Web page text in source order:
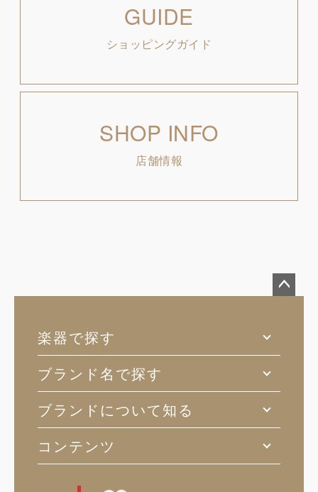
GUIDE
ショッピングガイド
SHOP INFO
店舗情報
へ
楽器で探す
ブランド名で探す
ブランドについて知る
コンテンツ